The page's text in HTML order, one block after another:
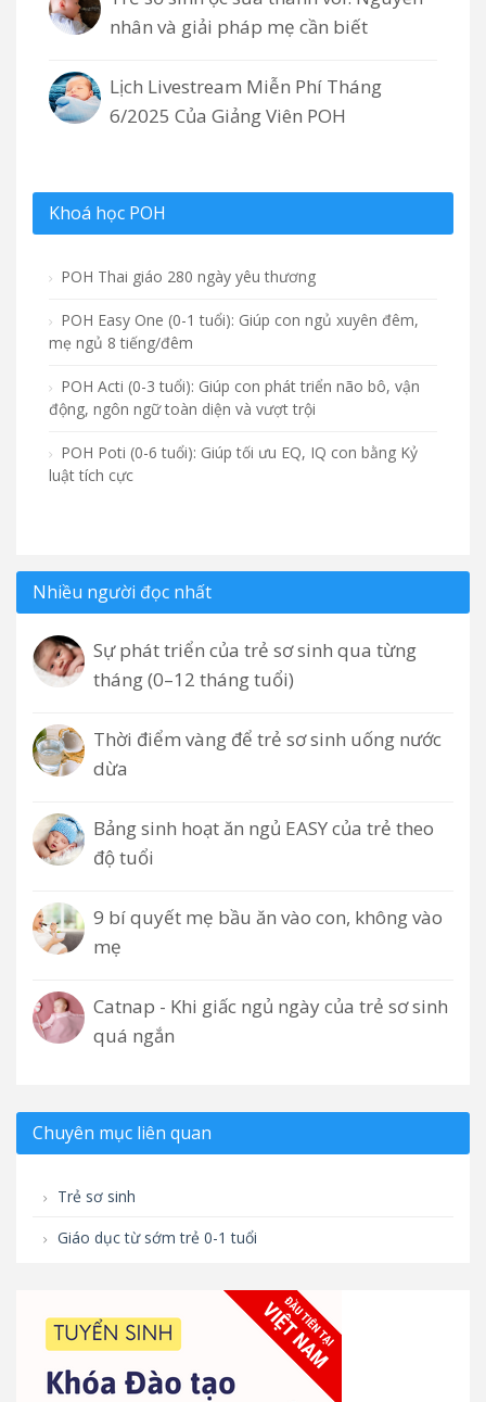
nhân và giải pháp mẹ cần biết
Lịch Livestream Miễn Phí Tháng
6/2025 Của Giảng Viên POH
Khoá học POH
POH Thai giáo 280 ngày yêu thương
POH Easy One (0-1 tuổi): Giúp con ngủ xuyên đêm,
mẹ ngủ 8 tiếng/đêm
POH Acti (0-3 tuổi): Giúp con phát triển não bô, vận
động, ngôn ngữ toàn diện và vượt trội
POH Poti (0-6 tuổi): Giúp tối ưu EQ, IQ con bằng Kỷ
luật tích cực
Nhiều người đọc nhất
Sự phát triển của trẻ sơ sinh qua từng
tháng (0–12 tháng tuổi)
Thời điểm vàng để trẻ sơ sinh uống nước
dừa
Bảng sinh hoạt ăn ngủ EASY của trẻ theo
độ tuổi
9 bí quyết mẹ bầu ăn vào con, không vào
mẹ
Catnap - Khi giấc ngủ ngày của trẻ sơ sinh
quá ngắn
Chuyên mục liên quan
Trẻ sơ sinh
Giáo dục từ sớm trẻ 0-1 tuổi